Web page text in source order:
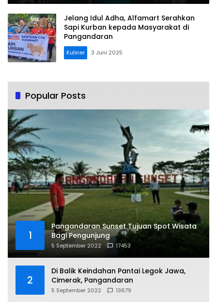
Jelang Idul Adha, Alfamart Serahkan
Sapi Kurban kepada Masyarakat di
Pangandaran
Kuliner 3 Juni 2025
Popular Posts
1
Pangandaran Sunset Tujuan Spot Wisata
Bagi Pengunjung
5 September 2022 17453
2
Di Balik Keindahan Pantai Legok Jawa,
Cimerak, Pangandaran
5 September 2022 13679